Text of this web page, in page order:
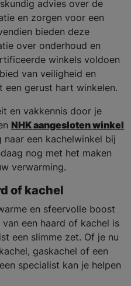
advies over de
en zorgen voor een
bieden deze
over onderhoud en
winkels voldoen
van veiligheid en
een gerust hart winkelen.
en vakkennis door je
NHK aangesloten winkel
naar een kachelwinkel bij
nog met het maken
verwarming.
of kachel
en sfeervolle boost
een haard of kachel is
een slimme zet. Of je nu
gaskachel of een
specialist kan je helpen